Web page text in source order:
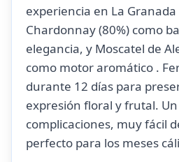
experiencia en La
Chardonnay (80%) como
elegancia, y Moscatel de
como motor aromático .
durante 12 días para
expresión floral y frutal.
complicaciones, muy fácil
perfecto para los meses